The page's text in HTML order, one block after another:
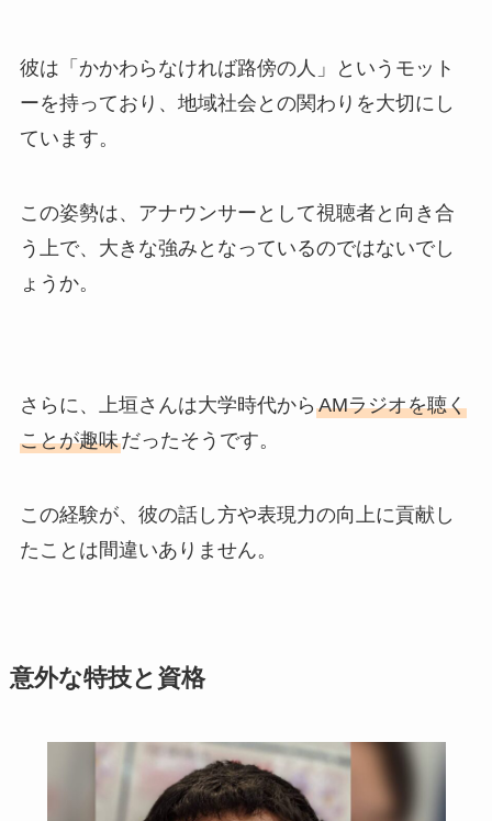
彼は「かかわらなければ路傍の人」というモット
ーを持っており、地域社会との関わりを大切にし
ています。
この姿勢は、アナウンサーとして視聴者と向き合
う上で、大きな強みとなっているのではないでし
ょうか。
さらに、上垣さんは大学時代から AMラジオを聴く
ことが趣味だったそうです。
この経験が、彼の話し方や表現力の向上に貢献し
たことは間違いありません。
意外な特技と資格